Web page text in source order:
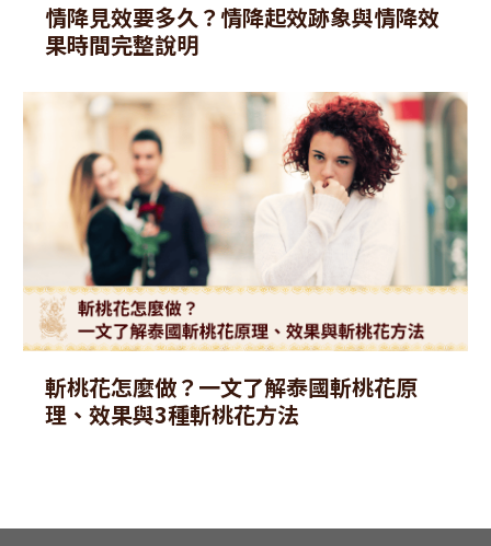
情降見效要多久？情降起效跡象與情降效
果時間完整說明
斬桃花怎麼做？一文了解泰國斬桃花原
理、效果與3種斬桃花方法